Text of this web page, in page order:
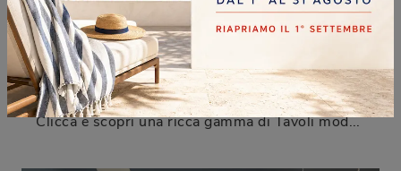
BETA
Clicca e scopri una ricca gamma di Tavoli moderni allungabili da cucina! Il modello Beta di Arredo3 ti attende.